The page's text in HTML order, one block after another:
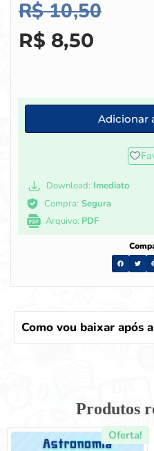
R$10,50
R$ 8,50
Adicionar
Download: Imediato
Compra: Segura
Arquivo: PDF
Como vou baixar após
Produtos
Oferta!